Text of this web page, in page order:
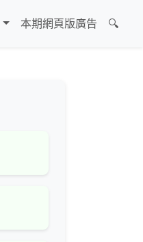
本期網頁版廣告 🔍